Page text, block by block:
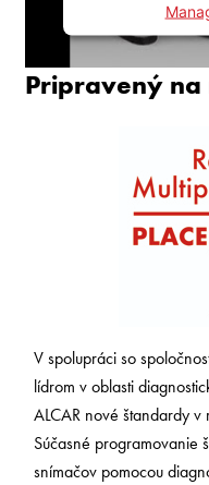
Pripravený
V spolupráci so
lídrom v oblasti
ALCAR nové štandardy v
Súčasné programovanie
snímačov pomocou